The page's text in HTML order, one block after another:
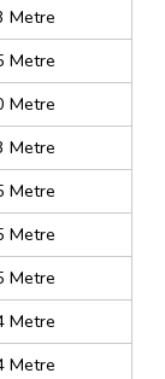
Metre
Metre
Metre
Metre
Metre
Metre
Metre
Metre
Metre